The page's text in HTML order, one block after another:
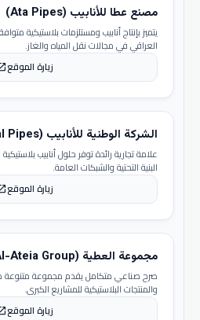
مصنع عطا للأنابيب (Ata Pipes)
يتميز بإنتاج أنابيب ومستلزمات بلاستيكية
العراقي في مجالات نقل المياه والغاز.
زيارة الموقع
الشركة الوطنية للأنابيب (National Pipes)
علامة تجارية رائدة توفر حلول أنابيب
البنية التحتية والشبكات العامة.
زيارة الموقع
مجموعة العطية (Al-Ateia Group)
صرح صناعي متكامل يقدم مجموعة متنوعة من
والمنتجات البلاستيكية للمشاريع الكبرى.
زيارة الموقع